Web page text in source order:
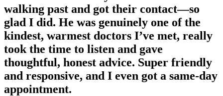
walking past and got their contact—so
glad I did. He was genuinely one of the
kindest, warmest doctors I’ve met, really
took the time to listen and gave
thoughtful, honest advice. Super friendly
and responsive, and I even got a same-day
appointment.